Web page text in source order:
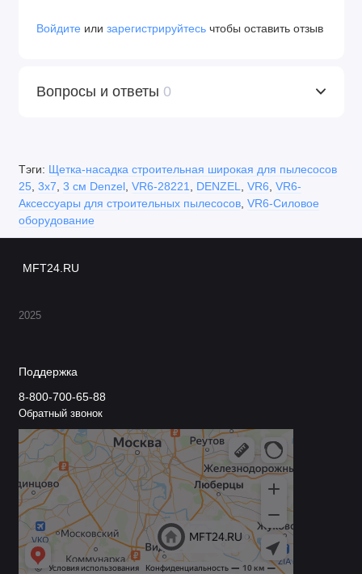
Войдите или зарегистрируйтесь чтобы оставить отзыв
Вопросы и ответы 0
Тэги: Щетка-насадка строительная широкая для пылесосов
25 3х7 3 см Denzel, VR6-28221 DENZEL VR6 VR6-
Аксессуары для строительных пылесосов, VR6-Силовое
оборудование
MFT24.RU
2025
Поддержка
8-800-700-65-88
Обратный звонок